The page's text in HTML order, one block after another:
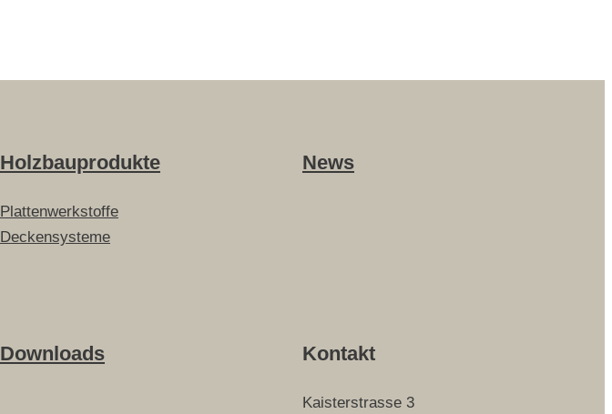
Holzbauprodukte
Plattenwerkstoffe
Deckensysteme
News
Downloads Kontakt
Kaisterstrasse 3